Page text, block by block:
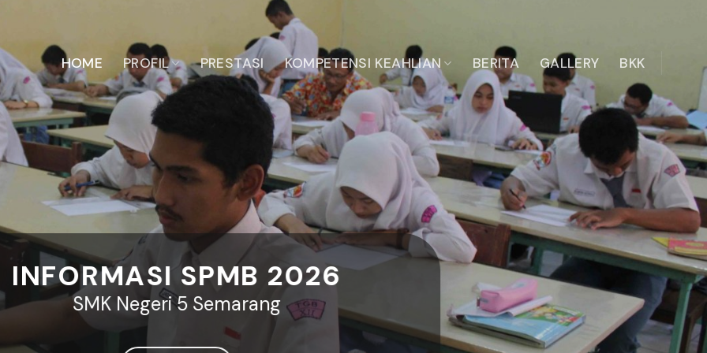
HOME PROFIL PRESTASI KOMPETENSI KEAHLIAN BERITA GALLERY BKK
KELULUSAN SMKN 5 SEMARANG
Senin, 4 Mei 2026